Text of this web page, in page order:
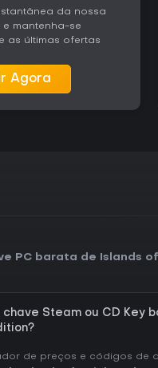
da nossa
mantenha-se
as últimas ofertas
Agora
PC barata de Islands
chave Steam ou CD Key
de preços e códigos de